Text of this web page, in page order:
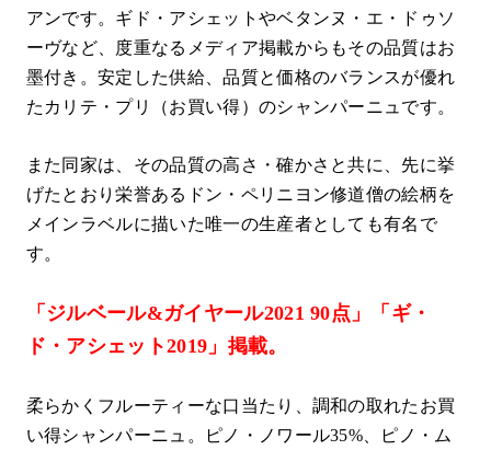
アンです。ギド・アシェットやベタンヌ・エ・ドゥソ
ーヴなど、度重なるメディア掲載からもその品質はお
墨付き。安定した供給、品質と価格のバランスが優れ
たカリテ・プリ（お買い得）のシャンパーニュです。
また同家は、その品質の高さ・確かさと共に、先に挙
げたとおり栄誉あるドン・ペリニヨン修道僧の絵柄を
メインラベルに描いた唯一の生産者としても有名で
す。
「ジルベール&ガイヤール2021 90点」「ギ・
ド・アシェット2019」掲載。
柔らかくフルーティーな口当たり、調和の取れたお買
い得シャンパーニュ。ピノ・ノワール35%、ピノ・ム